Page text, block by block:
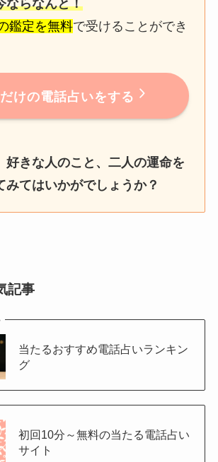
ならなんと！
鑑定を無料で受けることができ
けの電話占いをする
好きな人のこと、二人の運命を
みてはいかがでしょうか？
記事
当たるおすすめ電話占いランキン
グ
初回10分～無料の当たる電話占い
サイト